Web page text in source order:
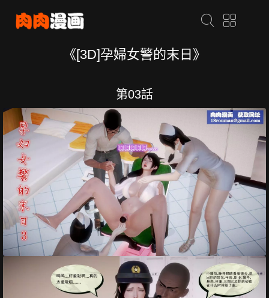
《[3D]孕婦女警的末日》
第03話